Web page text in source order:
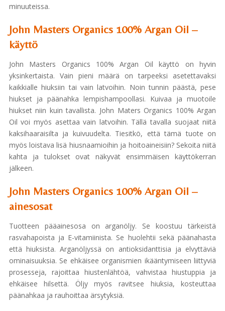
minuuteissa.
John Masters Organics 100% Argan Oil –
käyttö
John Masters Organics 100% Argan Oil käyttö on hyvin
yksinkertaista. Vain pieni määrä on tarpeeksi asetettavaksi
kaikkialle hiuksiin tai vain latvoihin. Noin tunnin päästä, pese
hiukset ja päänahka lempishampoollasi. Kuivaa ja muotoile
hiukset niin kuin tavallista. John Maters Organics 100% Argan
Oil voi myös asettaa vain latvoihin. Tällä tavalla suojaat niitä
kaksihaaraisilta ja kuivuudelta. Tiesitkö, että tämä tuote on
myös loistava lisä hiusnaamioihin ja hoitoaineisiin? Sekoita niitä
kahta ja tulokset ovat näkyvät ensimmäisen käyttökerran
jälkeen.
John Masters Organics 100% Argan Oil –
ainesosat
Tuotteen pääainesosa on arganöljy. Se koostuu tärkeistä
rasvahapoista ja E-vitamiinista. Se huolehtii sekä päänahasta
että hiuksista. Arganöljyssä on antioksidanttisia ja elvyttäviä
ominaisuuksia. Se ehkäisee organismien ikääntymiseen liittyviä
prosesseja, rajoittaa hiustenlähtöä, vahvistaa hiustuppia ja
ehkäisee hilsettä. Öljy myös ravitsee hiuksia, kosteuttaa
päänahkaa ja rauhoittaa ärsytyksiä.